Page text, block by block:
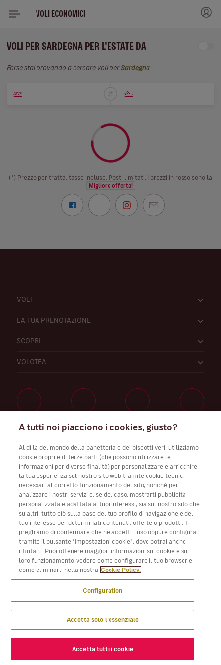
VOLI ECONOMICI
VOLI PER SARDEGNA PER L'ESTATE DA
Forse stai provando a cercare voli perSardegna
(*) Prezzo per tratta, tasse incluse. Posti limitati. I prezzi in rosso sono la
Migliore offerta!
VOLI
LA TUA PRENOTAZIONE
SCOPRI
VOLOTEA
Scarica app Volotea per iOS e Android
A tutti noi piacciono i cookies, giusto?
Al di là del mondo della panetteria e dei biscotti veri, utilizziamo
cookie propri e di terze parti (che possono utilizzare le
informazioni per diverse finalità) per personalizzare e arricchire
la tua esperienza sul nostro sito web tramite cookie tecnici
necessari al corretto funzionamento del sito, nonché per
analizzare i nostri servizi e, se del caso, mostrarti pubblicità
personalizzata e adattata ai tuoi interessi, sia sul nostro sito che
su altri, tutto ciò sulla base del tuo profilo di navigazione e del
tuo interesse per determinati contenuti, offerte o prodotti. Ti
preghiamo di confermare che ne accetti l’uso oppure configurali
tramite il pulsante “Impostazioni cookie”, dove potrai anche
rifiutarli. Puoi ottenere maggiori informazioni sui cookie e sul
loro funzionamento, vedere come configurare il tuo browser e
come eliminarli nella nostra Cookie Policy.
Configuration
Accetta solo l'essenziale
Accetta tutti i cookie